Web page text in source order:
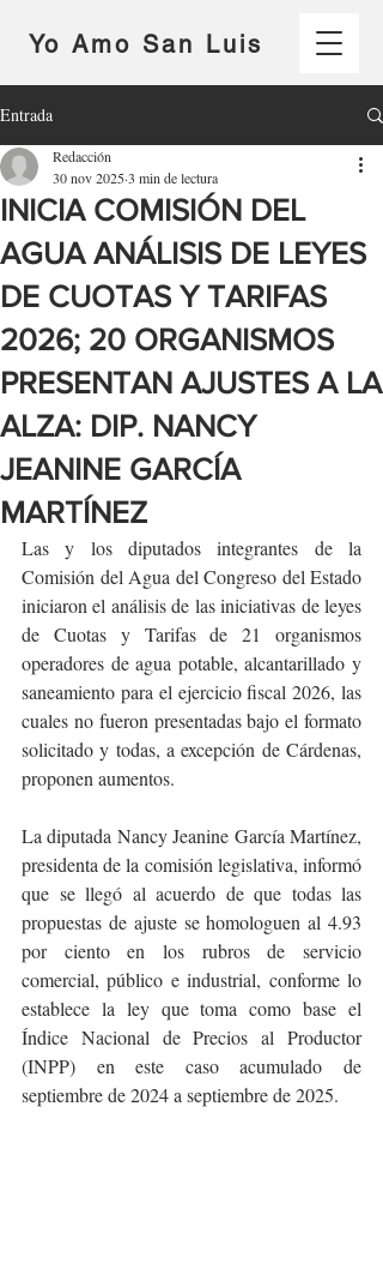
Yo Amo San Luis
Entrada
INICIA COMISIÓN DEL
AGUA ANÁLISIS DE LEYES
DE CUOTAS Y TARIFAS
2026; 20 ORGANISMOS
PRESENTAN AJUSTES A LA
ALZA: DIP. NANCY
JEANINE GARCÍA
MARTÍNEZ
Redacción
30 nov 20253 min de lectura
Las y los diputados integrantes de la
Comisión del Agua del Congreso del Estado
iniciaron el análisis de las iniciativas de leyes
de Cuotas y Tarifas de 21 organismos
operadores de agua potable, alcantarillado y
saneamiento para el ejercicio fiscal 2026, las
cuales no fueron presentadas bajo el formato
solicitado y todas, a excepción de Cárdenas,
proponen aumentos.
La diputada Nancy Jeanine García Martínez,
presidenta de la comisión legislativa, informó
que se llegó al acuerdo de que todas las
propuestas de ajuste se homologuen al 4.93
por ciento en los rubros de servicio
comercial, público e industrial, conforme lo
establece la ley que toma como base el
Índice Nacional de Precios al Productor
(INPP) en este caso acumulado de
septiembre de 2024 a septiembre de 2025.